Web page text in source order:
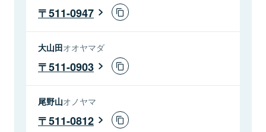
511-0947
大山田オオヤマダ
511-0903
尾野山オノヤマ
511-0812